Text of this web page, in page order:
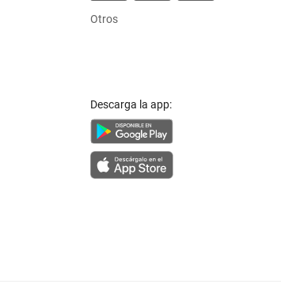
Otros
Descarga la app: